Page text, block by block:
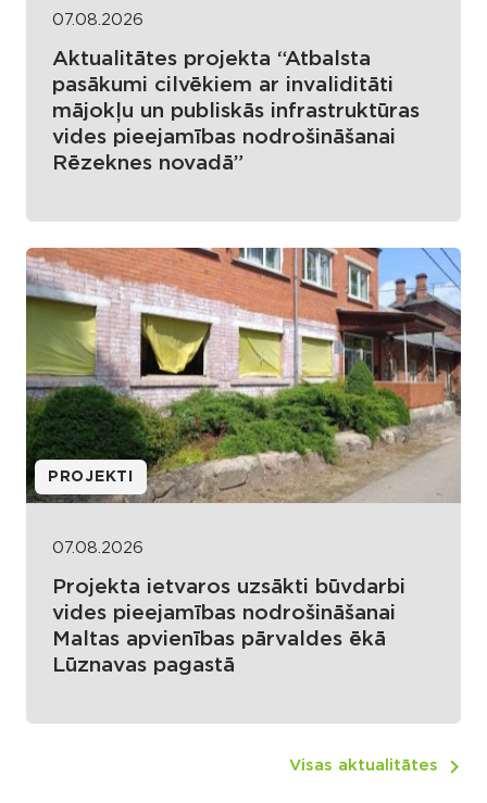
07.08.2026
Aktualitātes projekta “Atbalsta
pasākumi cilvēkiem ar invaliditāti
mājokļu un publiskās infrastruktūras
vides pieejamības nodrošināšanai
Rēzeknes novadā”
PROJEKTI
07.08.2026
Projekta ietvaros uzsākti būvdarbi
vides pieejamības nodrošināšanai
Maltas apvienības pārvaldes ēkā
Lūznavas pagastā
Visas aktualitātes